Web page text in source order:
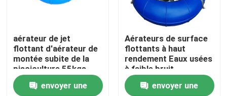
Contrôle de qualité
Contactez-nous
aérateur de jet
flottant d'aérateur de
montée subite de la
pisciculture 55kgs
pour la couverture
4002m2envoyer une
Aérateurs de surface
flottants à haut
rendement Eaux usées
à faible bruit
envoyer une